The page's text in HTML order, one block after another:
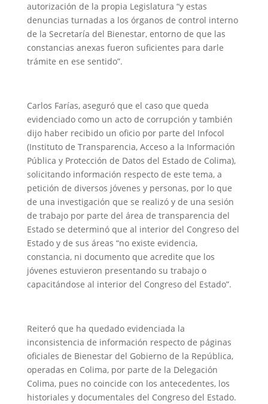
autorización de la propia Legislatura “y estas
denuncias turnadas a los órganos de control interno
de la Secretaría del Bienestar, entorno de que las
constancias anexas fueron suficientes para darle
trámite en ese sentido”.
Carlos Farías, aseguró que el caso que queda
evidenciado como un acto de corrupción y también
dijo haber recibido un oficio por parte del Infocol
(Instituto de Transparencia, Acceso a la Información
Pública y Protección de Datos del Estado de Colima),
solicitando información respecto de este tema, a
petición de diversos jóvenes y personas, por lo que
de una investigación que se realizó y de una sesión
de trabajo por parte del área de transparencia del
Estado se determinó que al interior del Congreso del
Estado y de sus áreas “no existe evidencia,
constancia, ni documento que acredite que los
jóvenes estuvieron presentando su trabajo o
capacitándose al interior del Congreso del Estado”.
Reiteró que ha quedado evidenciada la
inconsistencia de información respecto de páginas
oficiales de Bienestar del Gobierno de la República,
operadas en Colima, por parte de la Delegación
Colima, pues no coincide con los antecedentes, los
historiales y documentales del Congreso del Estado.